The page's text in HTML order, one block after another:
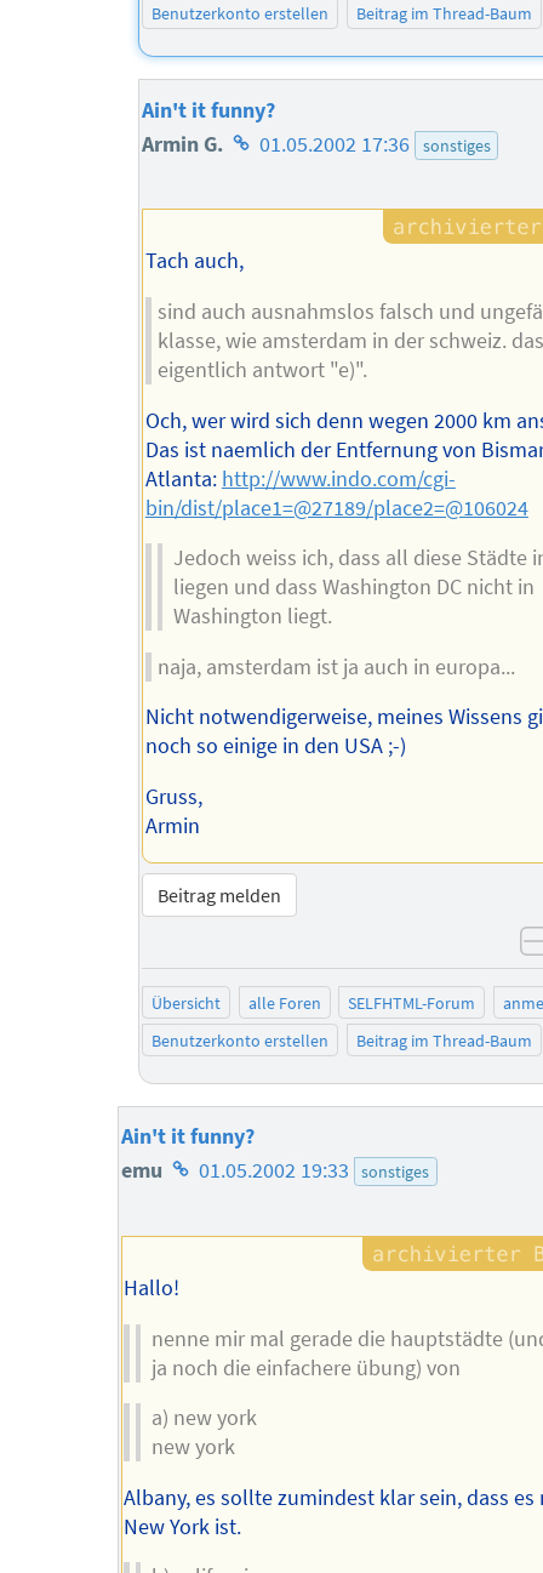
Benutzerkonto erstellen
Beitrag im Thread-Baum
Ain't it funny?
Armin G. Homepage
Autors
01.05.2002 17:36 sonstiges
Tach auch,
sind auch ausnahmslos falsch und
klasse, wie amsterdam in der schweiz.
eigentlich antwort "e)".
Och, wer wird sich denn wegen 2000 km
Das ist naemlich der Entfernung von
Atlanta: http://www.indo.com/cgi-
bin/dist/place1=@27189/place2=@106024
Jedoch weiss ich, dass all diese Städte
liegen und dass Washington DC nicht in
Washington liegt.
naja, amsterdam ist ja auch in europa...
Nicht notwendigerweise, meines Wissens
noch so einige in den USA ;-)
Gruss,
Armin
Beitrag melden
Übersicht alle Foren SELFHTML-Forum
Benutzerkonto erstellen
Beitrag im Thread-Baum
Ain't it funny?
emu Homepage
Autors
01.05.2002 19:33 sonstiges
Hallo!
nenne mir mal gerade die hauptstädte
ja noch die einfachere übung) von
a) new york
new york
Albany, es sollte zumindest klar sein, dass es
New York ist.